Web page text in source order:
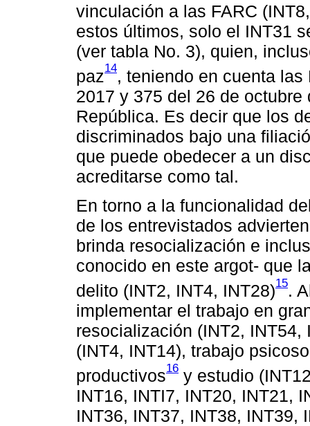
vinculación a las FARC
estos últimos, solo el INT31
(ver tabla No. 3), quien,
paz14, teniendo en cuenta
2017 y 375 del 26 de
República. Es decir que los
discriminados bajo una
que puede obedecer a un
acreditarse como tal.
En torno a la funcionalidad
de los entrevistados
brinda resocialización e
conocido en este argot- que
delito (INT2, INT4, INT28)15.
implementar el trabajo en
resocialización (INT2,
(INT4, INT14), trabajo
productivos16 y estudio
INT16, INTI7, INT20, INT21,
INT36, INT37, INT38, INT39,